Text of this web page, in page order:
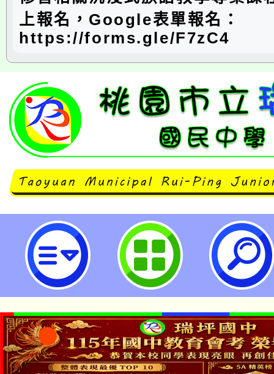
上報名，Google表單報名：
https://forms.gle/F7zC4
113學年度【沉浸式族語族語教學
桃園市立瑞坪國民中學